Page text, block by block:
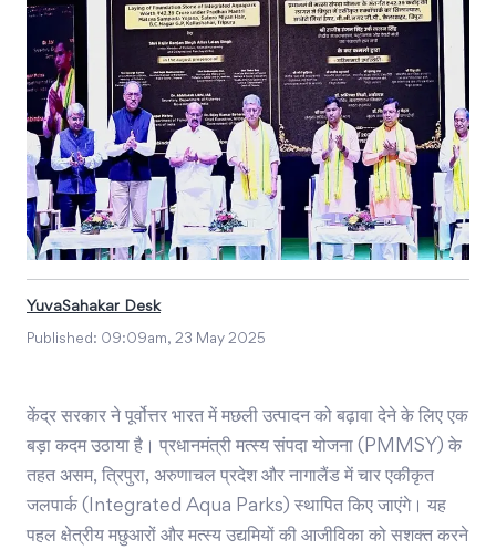
YuvaSahakar Desk
Published: 09:09am, 23 May 2025
केंद्र सरकार ने पूर्वोत्तर भारत में मछली उत्पादन को बढ़ावा देने के लिए एक
बड़ा कदम उठाया है। प्रधानमंत्री मत्स्य संपदा योजना (PMMSY) के
तहत असम, त्रिपुरा, अरुणाचल प्रदेश और नागालैंड में चार एकीकृत
जलपार्क (Integrated Aqua Parks) स्थापित किए जाएंगे। यह
पहल क्षेत्रीय मछुआरों और मत्स्य उद्यमियों की आजीविका को सशक्त करने